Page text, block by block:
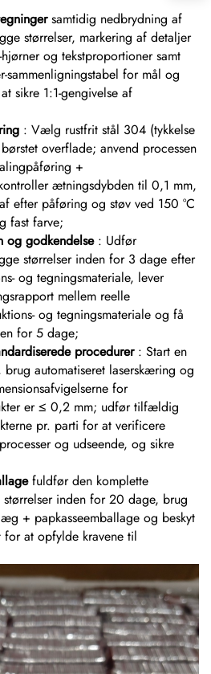
samtidig nedbrydning af
størrelser, markering af detaljer
og tekstproportioner samt
sammenligningstabel for mål og
sikre 1:1-gengivelse af
: Vælg rustfrit stål 304 (tykkelse
overflade; anvend processen
+
ætningsdybden til 0,1 mm,
efter påføring og støv ved 150 °C
fast farve;
og godkendelse : Udfør
størrelser inden for 3 dage efter
og tegningsmateriale, lever
mellem reelle
og tegningsmateriale og få
for 5 dage;
procedurer : Start en
brug automatiseret laserskæring og
for
er ≤ 0,2 mm; udfør tilfældig
pr. parti for at verificere
og udseende, og sikre
fuldfør den komplette
inden for 20 dage, brug
+ papkasseemballage og beskyt
for at opfylde kravene til